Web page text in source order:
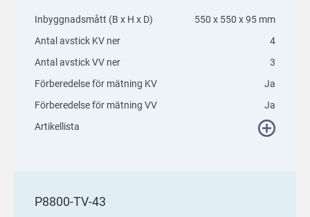
Inbyggnadsmått (B x H x D)
550 x 550 x 95 mm
Antal avstick KV ner
4
Antal avstick VV ner
3
Förberedelse för mätning KV
Ja
Förberedelse för mätning VV
Ja
Artikellista
P8800-TV-43